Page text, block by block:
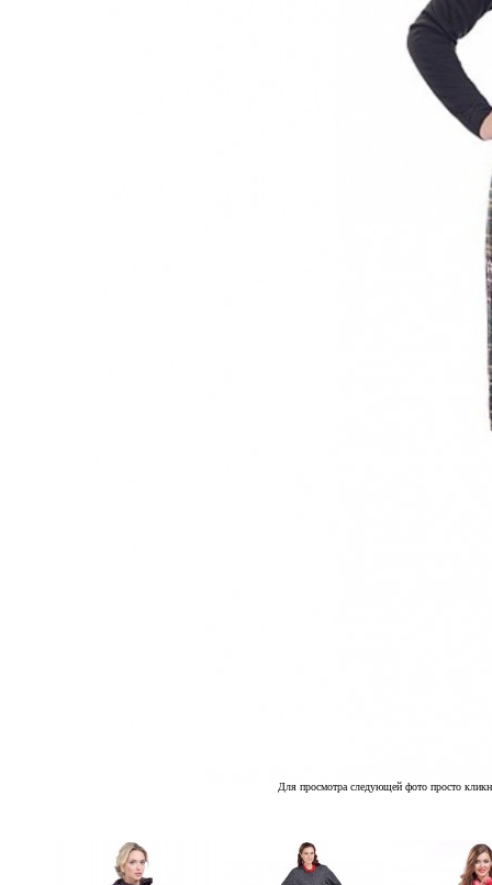
Для просмотра следующей фото просто